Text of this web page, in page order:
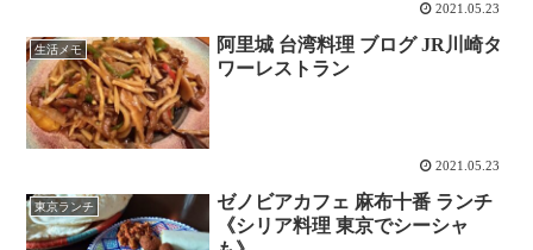
2021.05.23
生活メモ
阿里城 台湾料理 ブログ JR川崎タ
ワーレストラン
2021.05.23
東京ランチ
ゼノビアカフェ 麻布十番 ランチ
《シリア料理 東京でシーシャ